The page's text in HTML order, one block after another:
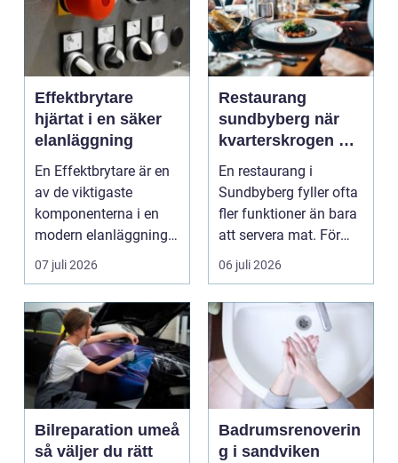
Effektbrytare
hjärtat i en säker
elanläggning
En Effektbrytare är en
av de viktigaste
komponenterna i en
modern elanläggning.
Den skyddar
människo...
07 juli 2026
Restaurang
sundbyberg när
kvarterskrogen blir
vardagsrum
En restaurang i
Sundbyberg fyller ofta
fler funktioner än bara
att servera mat. För
många blir den s...
06 juli 2026
Bilreparation umeå
så väljer du rätt
Badrumsrenoverin
g i sandviken